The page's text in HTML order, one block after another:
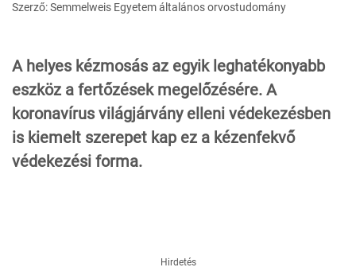
Szerző: Semmelweis Egyetem általános orvostudomány
A helyes kézmosás az egyik leghatékonyabb
eszköz a fertőzések megelőzésére. A
koronavírus világjárvány elleni védekezésben
is kiemelt szerepet kap ez a kézenfekvő
védekezési forma.
Hirdetés